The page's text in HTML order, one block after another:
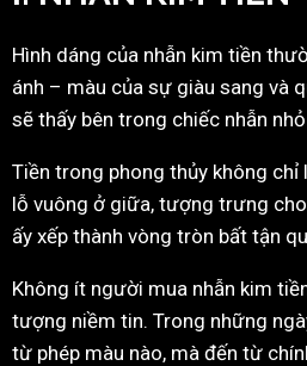
Hình dáng của nhẫn kim tiền
ánh – màu của sự giàu sang và
sẽ thấy bên trong chiếc nhẫn
Tiền trong phong thủy không
lỗ vuông ở giữa, tượng trưng
ấy xếp thành vòng tròn bất tận
Không ít người mua nhẫn kim
tượng niềm tin. Trong những
từ phép màu nào, mà đến từ